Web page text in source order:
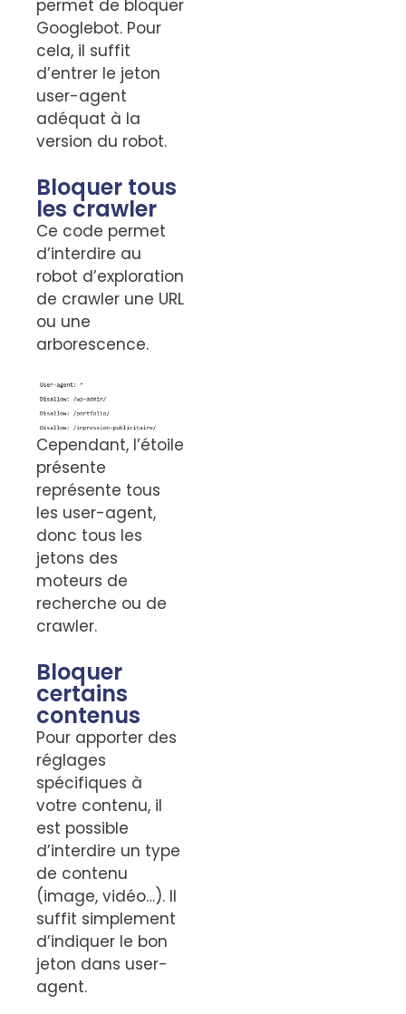
permet de bloquer
Googlebot. Pour
cela, il suffit
d’entrer le jeton
user-agent
adéquat à la
version du robot.
Bloquer tous
les crawler
Ce code permet
d’interdire au
robot d’exploration
de crawler une URL
ou une
arborescence.
Cependant, l’étoile
présente
représente tous
les user-agent,
donc tous les
jetons des
moteurs de
recherche ou de
crawler.
Bloquer
certains
contenus
Pour apporter des
réglages
spécifiques à
votre contenu, il
est possible
d’interdire un type
de contenu
(image, vidéo…). Il
suffit simplement
d’indiquer le bon
jeton dans user-
agent.